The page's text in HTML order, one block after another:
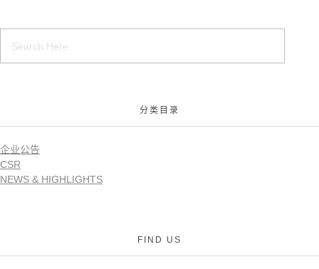
分类目录
企业公告
CSR
NEWS & HIGHLIGHTS
FIND US